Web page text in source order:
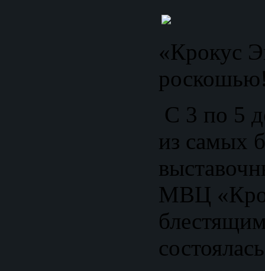
«Крокус
С 3 по 5
из самых
МВЦ